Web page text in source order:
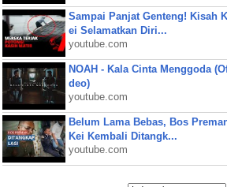
Sampai Panjat Genteng! Kisah
ei Selamatkan Diri...
youtube.com
NOAH - Kala Cinta Menggoda
deo)
youtube.com
Belum Lama Bebas, Bos
Kei Kembali Ditangk...
youtube.com